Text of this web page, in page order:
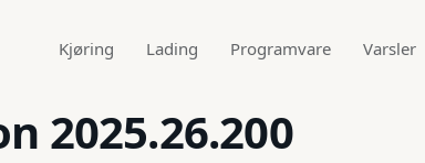
Kjøring Lading Programvare Varsler
2025.26.200